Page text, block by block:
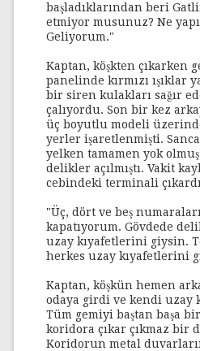
başladıklarından beri
etmiyor musunuz? Ne
Geliyorum."
Kaptan, köşkten çıkarken
panelinde kırmızı ışıklar
bir siren kulakları sağır
çalıyordu. Son bir kez
üç boyutlu modeli
yerler işaretlenmişti.
yelken tamamen yok
delikler açılmıştı. Vakit
cebindeki terminali
"Üç, dört ve beş
kapatıyorum. Gövdede
uzay kıyafetlerini giysin.
herkes uzay kıyafetlerini
Kaptan, köşkün hemen
odaya girdi ve kendi uzay
Tüm gemiyi baştan başa
koridora çıkar çıkmaz bir
Koridorun metal